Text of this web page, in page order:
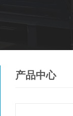
产品中心